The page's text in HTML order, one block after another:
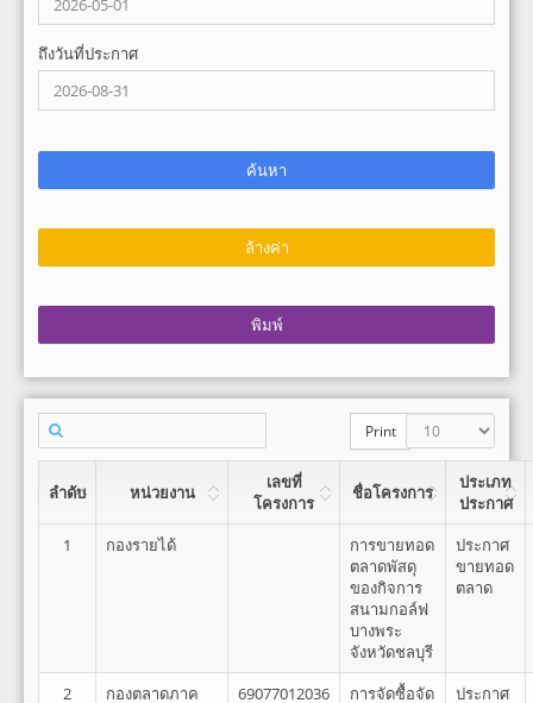
ถึงวันที่ประกาศ
Print
ลำดับ หน่วยงาน
เลขที่
โครงการ
ชื่อโครงการ
ประเภท
ประกาศ
1
กองรายได้
การขายทอด
ตลาดพัสดุ
ของกิจการ
สนามกอล์ฟ
บางพระ
จังหวัดชลบุรี
ประกาศ
ขายทอด
ตลาด
2
กองตลาดภาค
69077012036
การจัดซื้อจัด
ประกาศ